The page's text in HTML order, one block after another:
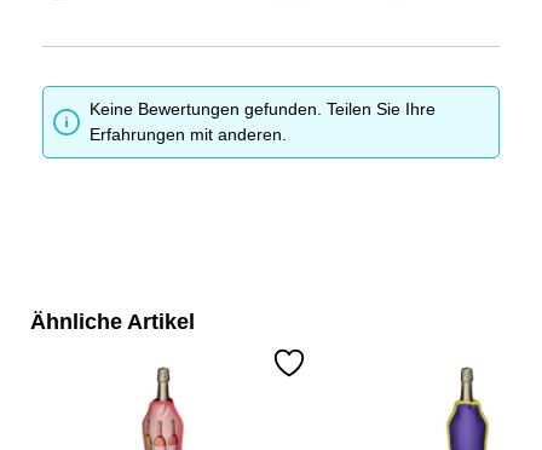
Keine Bewertungen gefunden. Teilen Sie Ihre
Erfahrungen mit anderen.
Ähnliche Artikel